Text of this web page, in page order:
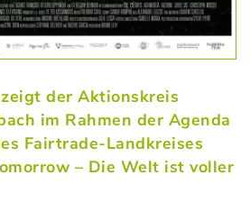
der Aktionskreis
im Rahmen der Agenda
Fairtrade-Landkreises
– Die Welt ist voller